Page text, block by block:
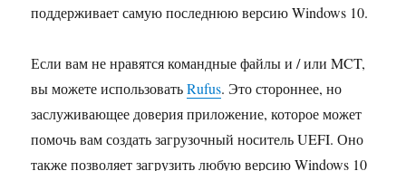
поддерживает самую последнюю версию Windows 10.
Если вам не нравятся командные файлы и / или MCT,
вы можете использоватьRufus. Это стороннее, но
заслуживающее доверия приложение, которое может
помочь вам создать загрузочный носитель UEFI. Оно
также позволяет загрузить любую версию Windows 10